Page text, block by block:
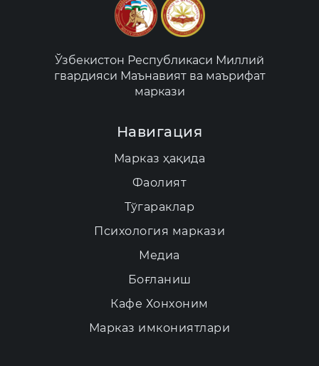
Ўзбекистон Республикаси Миллий
гвардияси Маънавият ва маърифат
маркази
Навигация
Марказ ҳақида
Фаолият
Тўгараклар
Психология маркази
Медиа
Боғланиш
Кафе Хонхоним
Марказ имкониятлари